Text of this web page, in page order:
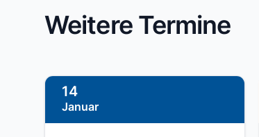
Weitere Termine
14
Januar